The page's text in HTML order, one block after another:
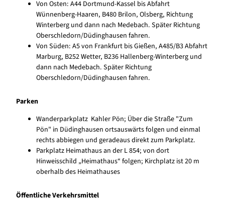
Von Osten: A44 Dortmund-Kassel bis Abfahrt
Wünnenberg-Haaren, B480 Brilon, Olsberg, Richtung
Winterberg und dann nach Medebach. Später Richtung
Oberschledorn/Düdinghausen fahren.
Von Süden: A5 von Frankfurt bis Gießen, A485/B3 Abfahrt
Marburg, B252 Wetter, B236 Hallenberg-Winterberg und
dann nach Medebach. Später Richtung
Oberschledorn/Düdinghausen fahren.
Parken
Wanderparkplatz Kahler Pön; Über die Straße "Zum
Pön" in Düdinghausen ortsauswärts folgen und einmal
rechts abbiegen und geradeaus direkt zum Parkplatz.
Parkplatz Heimathaus an der L 854; von dort
Hinweisschild „Heimathaus“ folgen; Kirchplatz ist 20 m
oberhalb des Heimathauses
Öffentliche Verkehrsmittel